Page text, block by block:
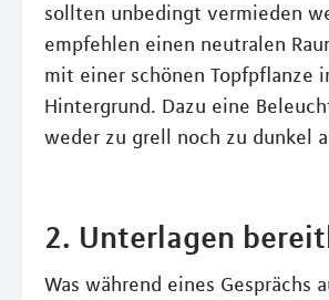
sollten unbedingt vermieden
empfehlen einen neutralen
mit einer schönen Topfpflanze
Hintergrund. Dazu eine
weder zu grell noch zu dunkel
2. Unterlagen
Was während eines Gesprächs